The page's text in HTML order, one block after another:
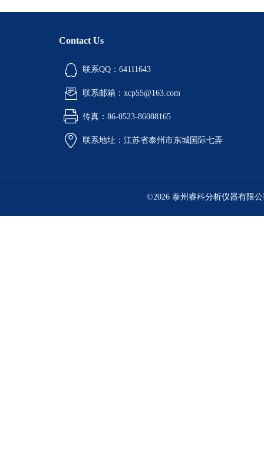
Contact Us
联系QQ：64111643
联系邮箱：xcp55@163.com
传真：86-0523-86088165
联系地址：江苏省泰州市东城国际七弄
©2026 泰州睿科分析仪器有限